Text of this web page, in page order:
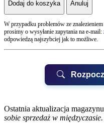
W przypadku problemów ze
prosimy o wysyłanie zapytania na e-mail:
odpowiedzą najszybciej jak to możliwe.
Ostatnia aktualizacja
sobie sprzedaż w międzyczasie.